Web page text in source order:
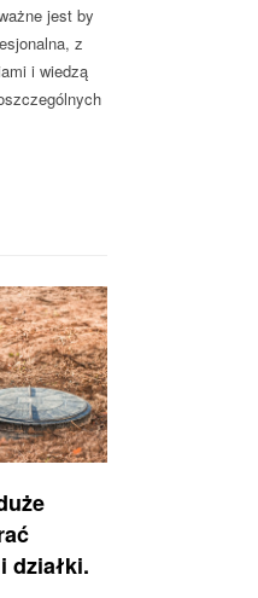
jest by
z
i wiedzą
działki.